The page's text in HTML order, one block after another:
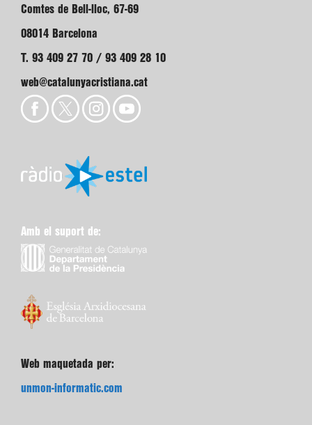
Comtes de Bell-lloc, 67-69
08014 Barcelona
T. 93 409 27 70 / 93 409 28 10
web@catalunyacristiana.cat
Amb el suport de:
Web maquetada per:
unmon-informatic.com